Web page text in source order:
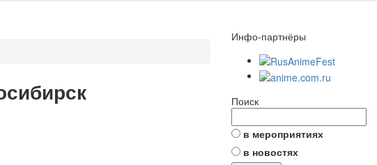
Инфо-партнёры
Поиск
в мероприятиях
в новостях